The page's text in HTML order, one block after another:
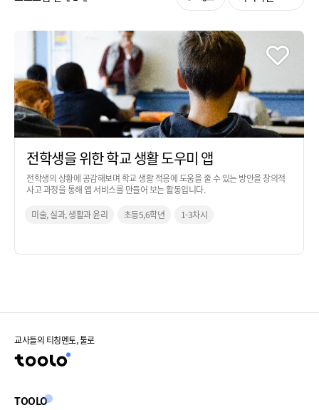
전학생을 위한 학교 생활 도우미 앱
전학생의 상황에 공감해보며 학교 생활 적응에 도움을 줄 수 있는 방안을 창의적
사고 과정을 통해 앱 서비스를 만들어 보는 활동입니다.
미술, 실과, 생활과 윤리 초등5,6학년 1-3차시
교사들의 티칭멘토, 툴로
TOOLO